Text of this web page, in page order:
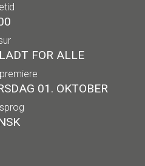
FOR ALLE
01. OKTOBER